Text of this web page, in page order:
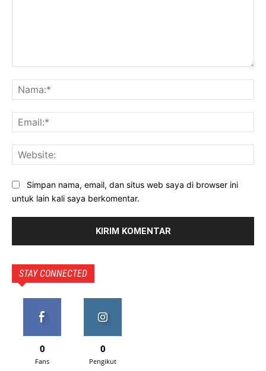
Simpan nama, email, dan situs web saya di browser ini
untuk lain kali saya berkomentar.
STAY CONNECTED
0
Fans
0
Pengikut